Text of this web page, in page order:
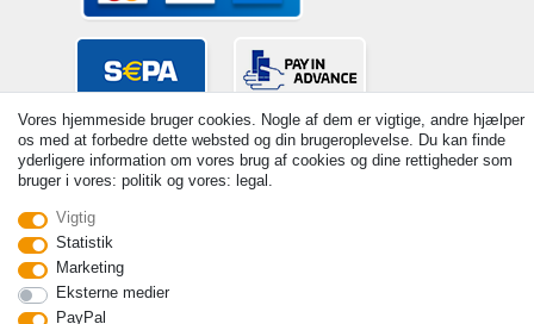
© Copyright 2026 | Alle rettigheder forbeholdes. - Prices incl. VAT. 19%
VAT Basic prices see article detail | * Applies to deliveries to the UK!
Withdraw from contract here
Vores hjemmeside bruger cookies. Nogle af dem er vigtige, andre hjælper
os med at forbedre dette websted og din brugeroplevelse. Du kan finde
yderligere information om vores brug af cookies og dine rettigheder som
bruger i vores: politik og vores: legal.
Vigtig
Statistik
Marketing
Eksterne medier
PayPal